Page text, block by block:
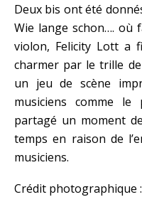
Deux bis ont été
Wie lange schon…. où
violon, Felicity Lott a
charmer par le trille
un jeu de scène
musiciens comme
partagé un moment
temps en raison de
musiciens.
Crédit photographique